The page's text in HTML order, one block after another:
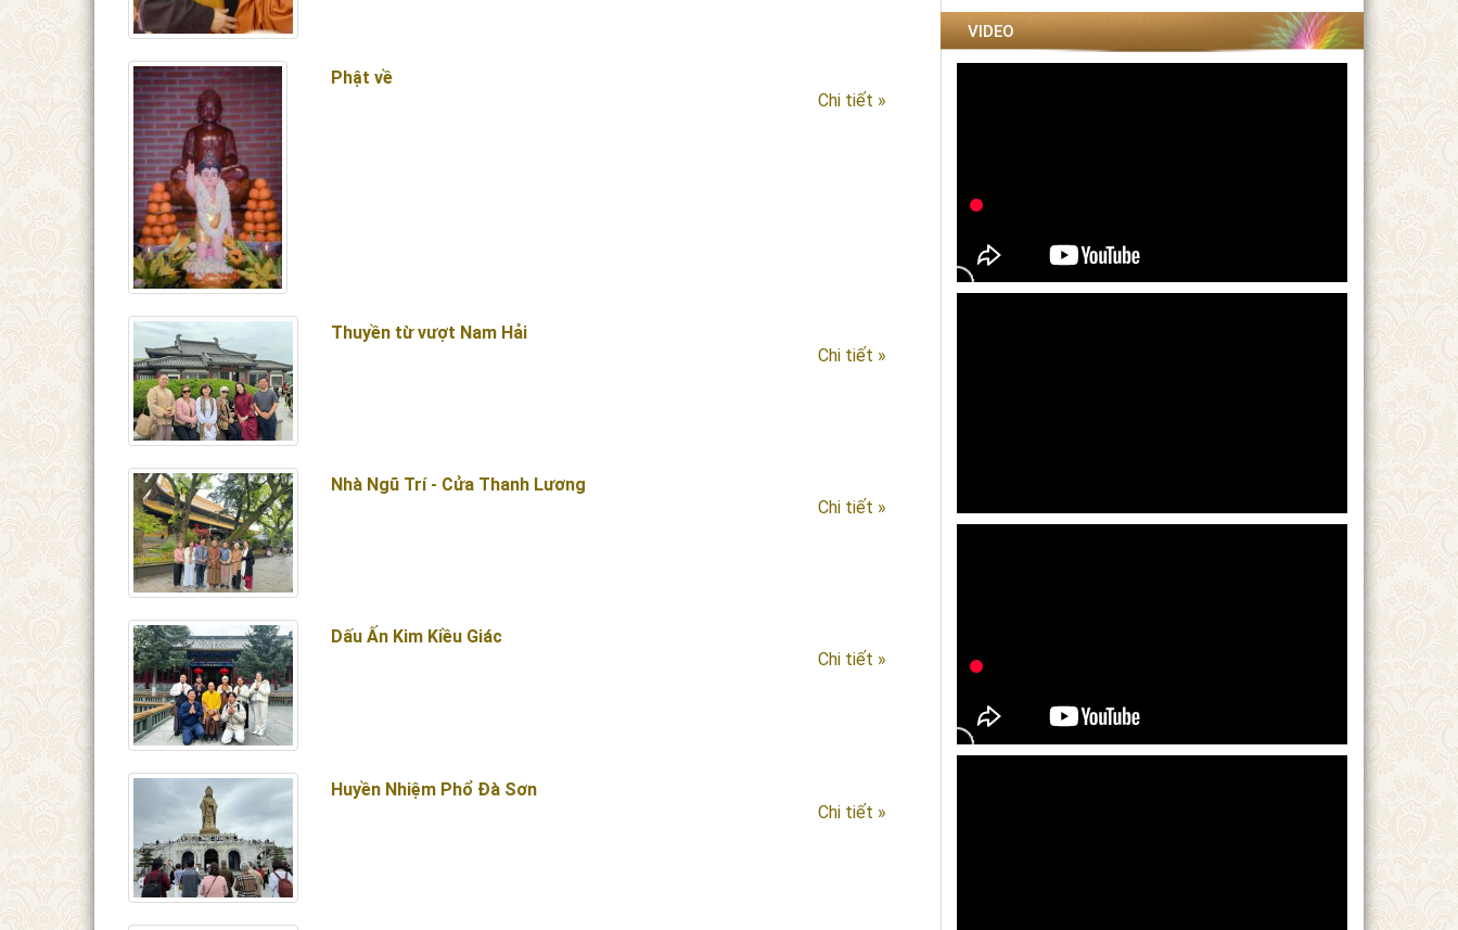
Phật về
Chi tiết »
Thuyền từ vượt Nam Hải
Chi tiết »
Nhà Ngũ Trí - Cửa Thanh Lương
Chi tiết »
Dấu Ấn Kim Kiều Giác
Chi tiết »
Huyền Nhiệm Phổ Đà Sơn
Chi tiết »
VIDEO